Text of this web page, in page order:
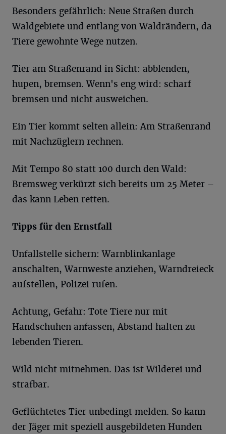
Besonders gefährlich: Neue Straßen durch
Waldgebiete und entlang von Waldrändern, da
Tiere gewohnte Wege nutzen.
Tier am Straßenrand in Sicht: abblenden,
hupen, bremsen. Wenn's eng wird: scharf
bremsen und nicht ausweichen.
Ein Tier kommt selten allein: Am Straßenrand
mit Nachzüglern rechnen.
Mit Tempo 80 statt 100 durch den Wald:
Bremsweg verkürzt sich bereits um 25 Meter –
das kann Leben retten.
Tipps für den Ernstfall
Unfallstelle sichern: Warnblinkanlage
anschalten, Warnweste anziehen, Warndreieck
aufstellen, Polizei rufen.
Achtung, Gefahr: Tote Tiere nur mit
Handschuhen anfassen, Abstand halten zu
lebenden Tieren.
Wild nicht mitnehmen. Das ist Wilderei und
strafbar.
Geflüchtetes Tier unbedingt melden. So kann
der Jäger mit speziell ausgebildeten Hunden